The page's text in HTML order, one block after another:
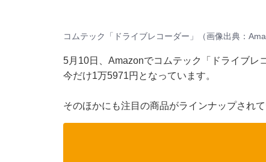
コムテック「ドライブレコーダー」（画像出典：
5月10日、 Amazonでコムテック「ドライブレ
今だけ1万5971円となっています。
そのほかにも注目の商品がラインナップされ